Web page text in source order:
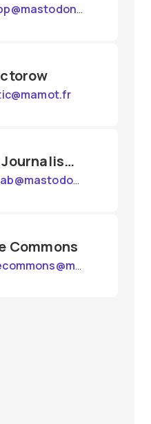
Nieman Journalism Lab
Commons